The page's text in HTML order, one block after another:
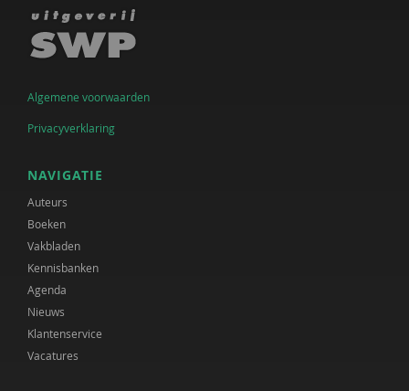
Algemene voorwaarden
Privacyverklaring
NAVIGATIE
Auteurs
Boeken
Vakbladen
Kennisbanken
Agenda
Nieuws
Klantenservice
Vacatures